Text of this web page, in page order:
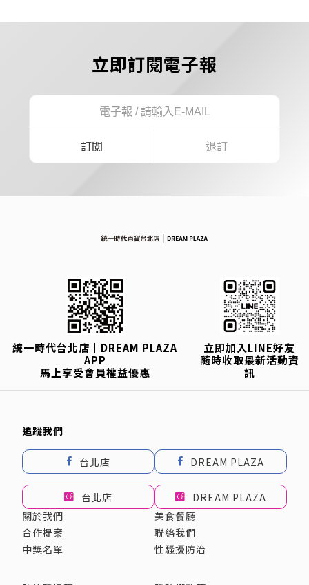
立即訂閱電子報
訂閱 退訂
統一時代台北店丨DREAM PLAZA
APP
馬上享受會員權益優惠
立即加入LINE好友
隨時收取最新活動資
訊
追蹤我們
台北店 DREAM PLAZA
台北店
DREAM PLAZA
關於我們
美食餐廳
合作提案
聯絡我們
中獎名單
性騷擾防治